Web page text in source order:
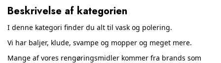
Beskrivelse af kategorien
I denne kategori finder du alt til vask og polering.
Vi har baljer, klude, svampe og mopper og meget mere.
Mange af vores rengøringsmidler kommer fra brands som